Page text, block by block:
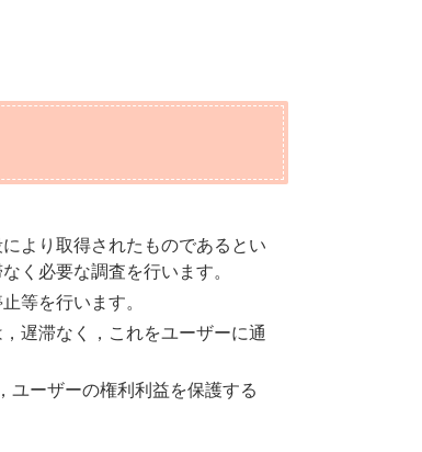
より取得されたものであるとい
く必要な調査を行います。
等を行います。
遅滞なく，これをユーザーに通
ユーザーの権利利益を保護する